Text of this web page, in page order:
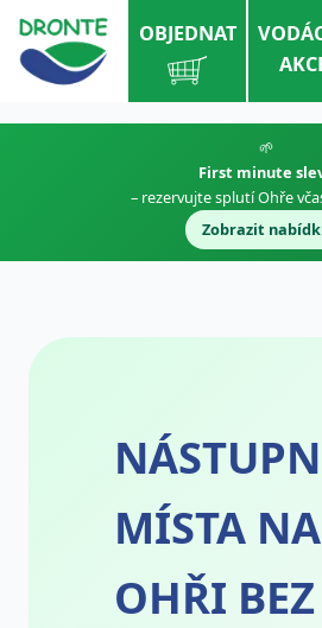
OBJEDNAT
🌱
First minute
– rezervujte splutí Ohře
Zobrazit
MÍSTA NA
OHŘI BEZ